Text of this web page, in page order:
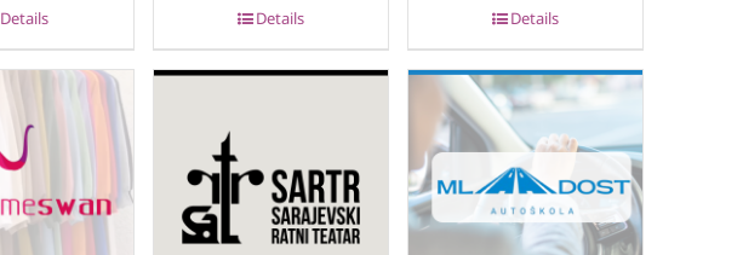
Details Details Details